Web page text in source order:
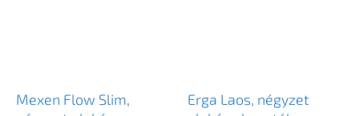
Mexen Flow Slim,
Erga Laos, négyzet